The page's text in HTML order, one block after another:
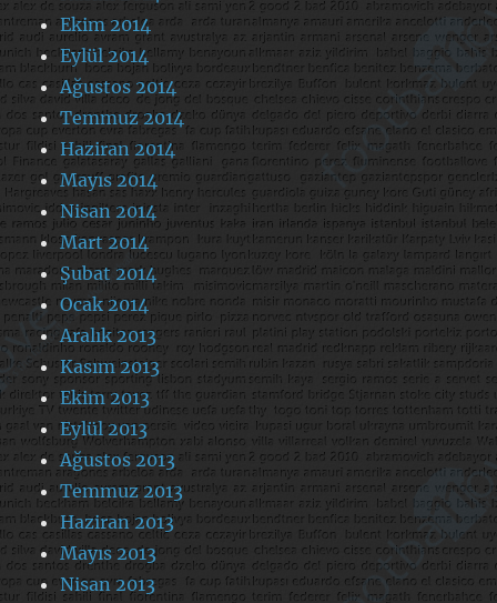
Ekim 2014
Eylül 2014
Ağustos 2014
Temmuz 2014
Haziran 2014
Mayıs 2014
Nisan 2014
Mart 2014
Şubat 2014
Ocak 2014
Aralık 2013
Kasım 2013
Ekim 2013
Eylül 2013
Ağustos 2013
Temmuz 2013
Haziran 2013
Mayıs 2013
Nisan 2013